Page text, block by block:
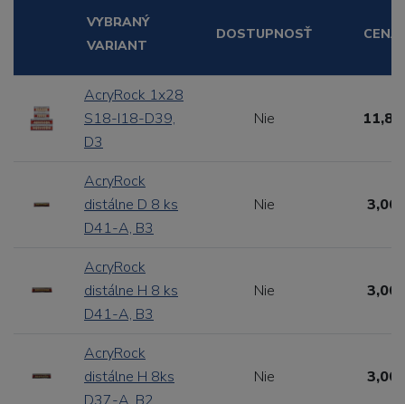
VYBRANÝ
VARIANT
DOSTUPNOSŤ CENA
AcryRock 1x28
S18-I18-D39,
D3
Nie
AcryRock
distálne D 8 ks
D41-A, B3
Nie 3,00
AcryRock
distálne H 8 ks
D41-A, B3
Nie 3,00
AcryRock
distálne H 8ks
Nie 3,00